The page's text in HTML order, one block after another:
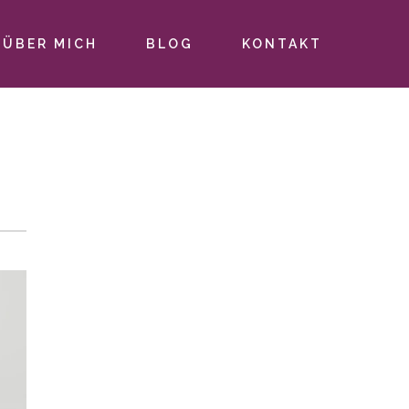
ÜBER MICH BLOG KONTAKT